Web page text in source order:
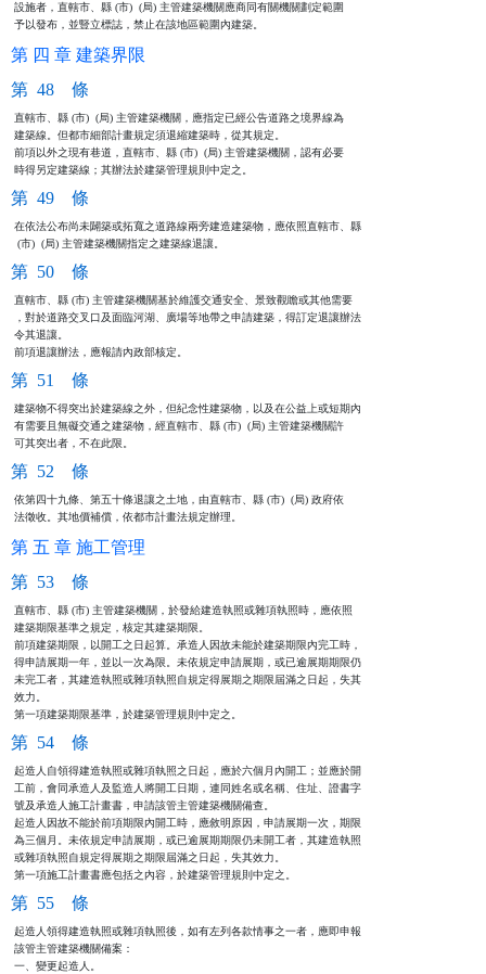
設施者，直轄市、縣 (市)  (局) 主管建築機關應商同有關機關劃定範圍
予以發布，並豎立標誌，禁止在該地區範圍內建築。
第 四 章 建築界限
第 48 條
直轄市、縣 (市)  (局) 主管建築機關，應指定已經公告道路之境界線為
建築線。但都市細部計畫規定須退縮建築時，從其規定。
前項以外之現有巷道，直轄市、縣 (市)  (局) 主管建築機關，認有必要
時得另定建築線；其辦法於建築管理規則中定之。
第 49 條
在依法公布尚未闢築或拓寬之道路線兩旁建造建築物，應依照直轄市、縣
(市)  (局) 主管建築機關指定之建築線退讓。
第 50 條
直轄市、縣 (市) 主管建築機關基於維護交通安全、景致觀瞻或其他需要
，對於道路交叉口及面臨河湖、廣場等地帶之申請建築，得訂定退讓辦法
令其退讓。
前項退讓辦法，應報請內政部核定。
第 51 條
建築物不得突出於建築線之外，但紀念性建築物，以及在公益上或短期內
有需要且無礙交通之建築物，經直轄市、縣 (市)  (局) 主管建築機關許
可其突出者，不在此限。
第 52 條
依第四十九條、第五十條退讓之土地，由直轄市、縣 (市)  (局) 政府依
法徵收。其地價補償，依都市計畫法規定辦理。
第 五 章 施工管理
第 53 條
直轄市、縣 (市) 主管建築機關，於發給建造執照或雜項執照時，應依照
建築期限基準之規定，核定其建築期限。
前項建築期限，以開工之日起算。承造人因故未能於建築期限內完工時，
得申請展期一年，並以一次為限。未依規定申請展期，或已逾展期期限仍
未完工者，其建造執照或雜項執照自規定得展期之期限屆滿之日起，失其
效力。
第一項建築期限基準，於建築管理規則中定之。
第 54 條
起造人自領得建造執照或雜項執照之日起，應於六個月內開工；並應於開
工前，會同承造人及監造人將開工日期，連同姓名或名稱、住址、證書字
號及承造人施工計畫書，申請該管主管建築機關備查。
起造人因故不能於前項期限內開工時，應敘明原因，申請展期一次，期限
為三個月。未依規定申請展期，或已逾展期期限仍未開工者，其建造執照
或雜項執照自規定得展期之期限屆滿之日起，失其效力。
第一項施工計畫書應包括之內容，於建築管理規則中定之。
第 55 條
起造人領得建造執照或雜項執照後，如有左列各款情事之一者，應即申報
該管主管建築機關備案：
一、變更起造人。